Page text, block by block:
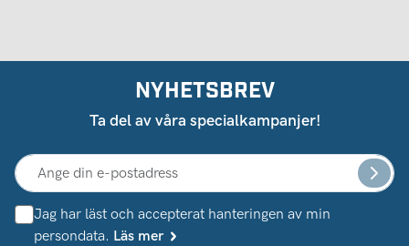
NYHETSBREV
Ta del av våra specialkampanjer!
Jag har läst och accepterat hanteringen av min
persondata. Läs mer